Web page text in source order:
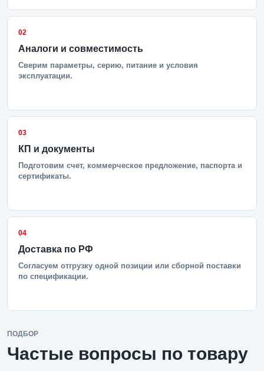
02
Аналоги и совместимость
Сверим параметры, серию, питание и условия
эксплуатации.
03
КП и документы
Подготовим счет, коммерческое предложение, паспорта и
сертификаты.
04
Доставка по РФ
Согласуем отгрузку одной позиции или сборной поставки
по спецификации.
ПОДБОР
Частые вопросы по товару